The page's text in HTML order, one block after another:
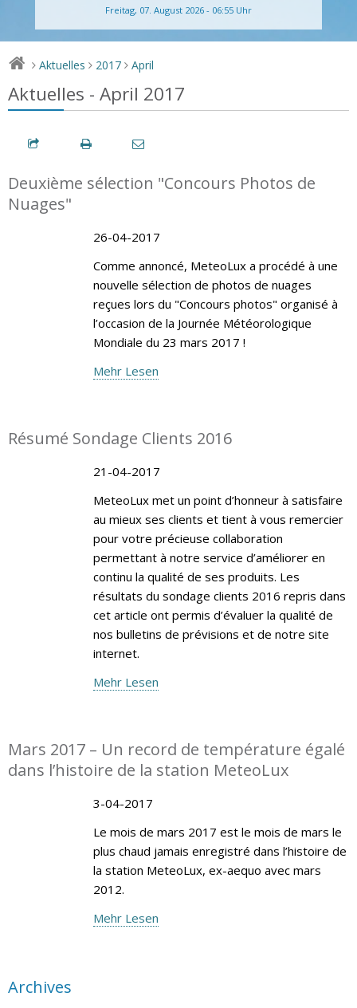
Freitag, 07. August 2026 - 06:55 Uhr
> Aktuelles > 2017 > April
Aktuelles - April 2017
Deuxième sélection "Concours Photos de
Nuages"
26-04-2017
Comme annoncé, MeteoLux a procédé à une
nouvelle sélection de photos de nuages
reçues lors du "Concours photos" organisé à
l’occasion de la Journée Météorologique
Mondiale du 23 mars 2017 !
Mehr Lesen
Résumé Sondage Clients 2016
21-04-2017
MeteoLux met un point d’honneur à satisfaire
au mieux ses clients et tient à vous remercier
pour votre précieuse collaboration
permettant à notre service d’améliorer en
continu la qualité de ses produits. Les
résultats du sondage clients 2016 repris dans
cet article ont permis d’évaluer la qualité de
nos bulletins de prévisions et de notre site
internet.
Mehr Lesen
Mars 2017 – Un record de température égalé
dans l’histoire de la station MeteoLux
3-04-2017
Le mois de mars 2017 est le mois de mars le
plus chaud jamais enregistré dans l’histoire de
la station MeteoLux, ex-aequo avec mars
2012.
Mehr Lesen
Archives